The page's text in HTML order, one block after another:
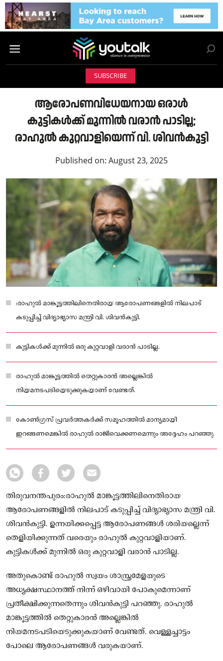
SUBSCRIBE
ആരോപണവിധേയനായ ഒരാൾ
കുട്ടികൾക്ക് മുന്നിൽ വരാൻ പാടില്ല;
രാഹുൽ കുറ്റവാളിയെന്ന് വി. ശിവൻകുട്ടി
Published on: August 23, 2025
:രാഹുൽ മാങ്കൂട്ടത്തിലിനെതിരായ ആരോപണങ്ങളിൽ നിലപാട്
കടുപ്പിച്ച് വിദ്യാഭ്യാസ മന്ത്രി വി. ശിവൻകുട്ടി.
കുട്ടികൾക്ക് മുന്നിൽ ഒരു കുറ്റവാളി വരാൻ പാടില്ല.
രാഹുൽ മാങ്കൂട്ടത്തിൽ തെറ്റുകാരൻ അല്ലെങ്കിൽ
നിയമനടപടിയെടുക്കുകയാണ് വേണ്ടത്.
കോൺഗ്രസ് പ്രവർത്തകർക്ക് സമൂഹത്തിൽ മാന്യമായി
ഇറങ്ങണമെങ്കിൽ രാഹുൽ രാജിവെക്കണമെന്നും അദ്ദേഹം പറഞ്ഞു.
തിരുവനന്തപുരം:രാഹുൽ മാങ്കൂട്ടത്തിലിനെതിരായ
ആരോപണങ്ങളിൽ നിലപാട് കടുപ്പിച്ച് വിദ്യാഭ്യാസ മന്ത്രി വി.
ശിവൻകുട്ടി. ഉന്നയിക്കപ്പെട്ട ആരോപണങ്ങൾ ശരിയല്ലെന്ന്
തെളിയിക്കുന്നത് വരെയും രാഹുൽ കുറ്റവാളിയാണ്.
കുട്ടികൾക്ക് മുന്നിൽ ഒരു കുറ്റവാളി വരാൻ പാടില്ല.
അതുകൊണ്ട് രാഹുൽ സ്വയം ശാസ്ത്രമേളയുടെ
അധ്യക്ഷസ്ഥാനത്ത് നിന്ന് ഒഴിവായി പോകുമെന്നാണ്
പ്രതീക്ഷിക്കുന്നതെന്നും ശിവൻകുട്ടി പറഞ്ഞു. രാഹുൽ
മാങ്കൂട്ടത്തിൽ തെറ്റുകാരൻ അല്ലെങ്കിൽ
നിയമനടപടിയെടുക്കുകയാണ് വേണ്ടത്. വെള്ളച്ചാട്ടം
പോലെ ആരോപണങ്ങൾ വരുകയാണ്.